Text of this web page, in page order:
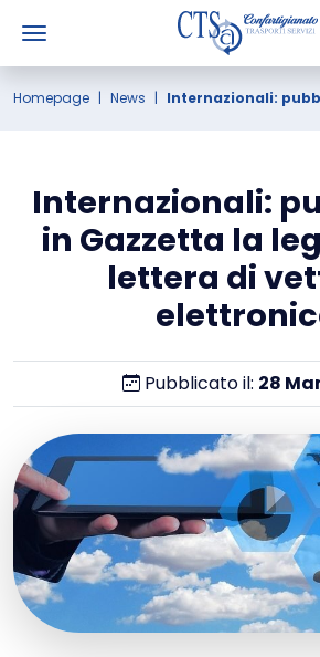
Homepage News Internazionali: pubblicata in Gazzetta
Internazionali:
in Gazzetta la
lettera di
Pubblicato il: 28